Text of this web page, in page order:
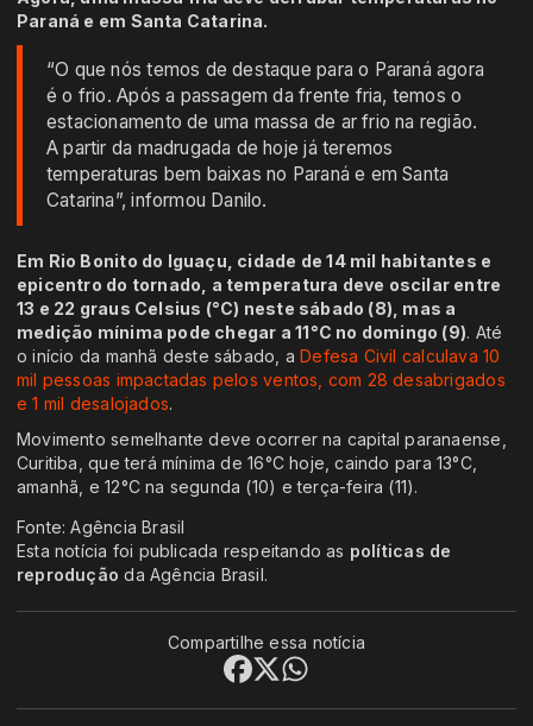
Paraná e em Santa Catarina.
“O que nós temos de destaque para o Paraná agora
é o frio. Após a passagem da frente fria, temos o
estacionamento de uma massa de ar frio na região.
A partir da madrugada de hoje já teremos
temperaturas bem baixas no Paraná e em Santa
Catarina”, informou Danilo.
Em Rio Bonito do Iguaçu, cidade de 14 mil habitantes e
epicentro do tornado, a temperatura deve oscilar entre
13 e 22 graus Celsius (°C) neste sábado (8), mas a
medição mínima pode chegar a 11°C no domingo (9). Até
o início da manhã deste sábado, aDefesa Civil calculava 10
mil pessoas impactadas pelos ventos, com 28 desabrigados
e 1 mil desalojados.
Movimento semelhante deve ocorrer na capital paranaense,
Curitiba, que terá mínima de 16°C hoje, caindo para 13°C,
amanhã, e 12°C na segunda (10) e terça-feira (11).
Fonte: Agência Brasil
Esta notícia foi publicada respeitando as políticas de
reprodução da Agência Brasil.
Compartilhe essa notícia